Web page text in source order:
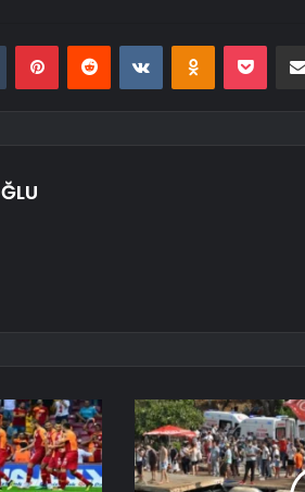
Tumblr PinterestReddit VKontakteOdnoklassniki
Pocket